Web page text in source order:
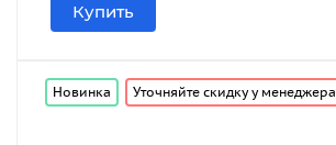
Купить
Новинка Уточняйте скидку у менеджера